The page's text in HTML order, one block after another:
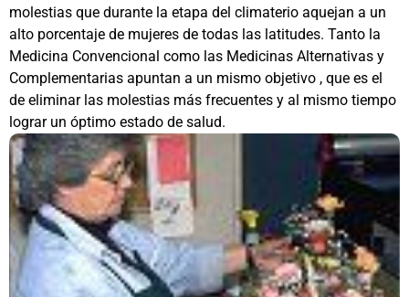
molestias que durante la etapa del climaterio aquejan a un
alto porcentaje de mujeres de todas las latitudes. Tanto la
Medicina Convencional como las Medicinas Alternativas y
Complementarias apuntan a un mismo objetivo , que es el
de eliminar las molestias más frecuentes y al mismo tiempo
lograr un óptimo estado de salud.